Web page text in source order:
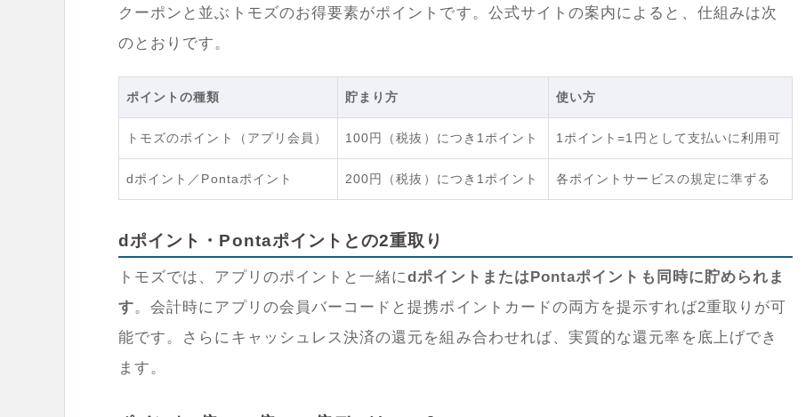
クーポンと並ぶトモズのお得要素がポイントです。公式サイトの案内によると、仕組みは次
のとおりです。
ポイントの種類 貯まり方 使い方
トモズのポイント（アプリ会員） 100円（税抜）につき1ポイント 1ポイント=1円として支払いに利用可
dポイント／Pontaポイント 200円（税抜）につき1ポイント 各ポイントサービスの規定に準ずる
dポイント・Pontaポイントとの2重取り
トモズでは、アプリのポイントと一緒にdポイントまたはPontaポイントも同時に貯められま
す。会計時にアプリの会員バーコードと提携ポイントカードの両方を提示すれば2重取りが可
能です。さらにキャッシュレス決済の還元を組み合わせれば、実質的な還元率を底上げでき
ます。